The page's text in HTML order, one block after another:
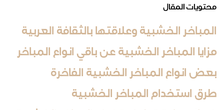
محتويات المقال
المباخر الخشبية وعلاقتها بالثقافة العربية
مزايا المباخر الخشبية عن باقي انواع المباخر
بعض انواع المباخر الخشبية الفاخرة
طرق استخدام المباخر الخشبية